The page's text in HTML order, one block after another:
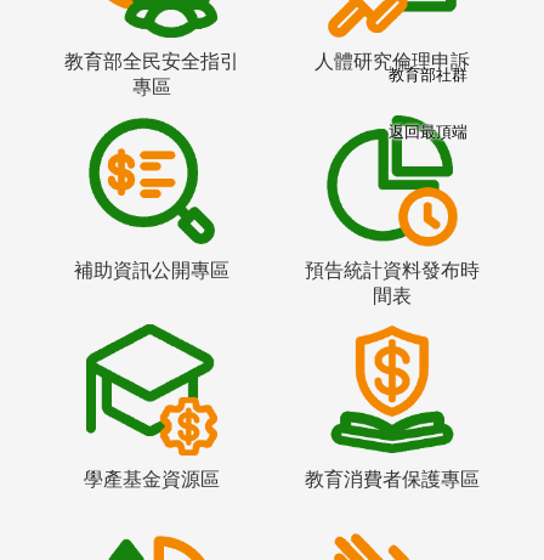
教育部全民安全指引
專區
人體研究倫理申訴
補助資訊公開專區
預告統計資料發布時
間表
學產基金資源區 教育消費者保護專區
教育部社群
返回最頂端